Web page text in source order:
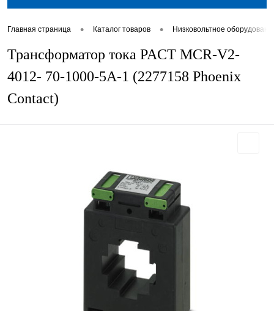
Главная страница • Каталог товаров • Низковольтное
Трансформатор тока PACT MCR-V2-
4012- 70-1000-5A-1 (2277158 Phoenix
Contact)